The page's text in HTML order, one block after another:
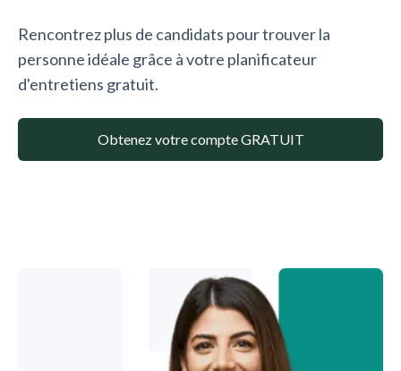
Rencontrez plus de candidats pour trouver la
personne idéale grâce à votre planificateur
d'entretiens gratuit.
Obtenez votre compte GRATUIT